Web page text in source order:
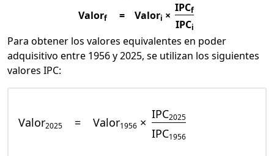
Valorf = Valori ×
IPCf
IPCi
Para obtener los valores equivalentes en poder
adquisitivo entre 1956 y 2025, se utilizan los siguientes
valores IPC:
Valor2025 = Valor1956 ×
IPC2025
IPC1956